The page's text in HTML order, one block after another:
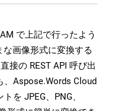
で上記で行ったよう
画像形式に変換する
接の REST API 呼び出
、Aspose.Words Cloud
を JPEG、PNG、